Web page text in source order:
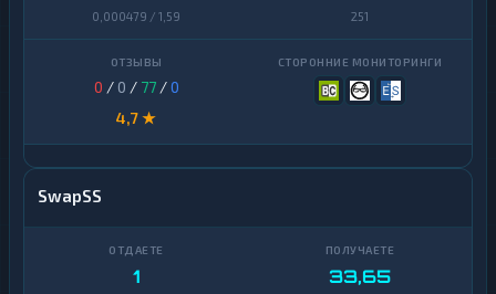
0,000479 / 1,59 251
0 / 0 / 77/0
4,7 ★
SwapSS
1 33,65